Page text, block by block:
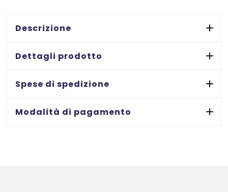
ff
Descrizione
Dettagli prodotto
Spese di spedizione
Modalità di pagamento